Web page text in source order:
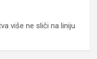
više ne sliči na liniju